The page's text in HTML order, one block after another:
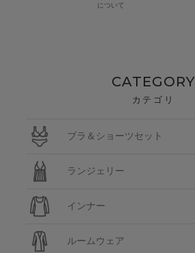
について
CATEGORY
カテゴリ
ブラ＆ショーツセット
ランジェリー
インナー
ルームウェア